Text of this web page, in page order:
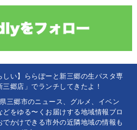
しい】ららぽーと新三郷の生パスタ専
三郷店」でランチしてきたよ！
三郷市のニュース、グルメ、イベン
どをゆる〜くお届けする地域情報ブロ
でかけできる市外の近隣地域の情報も